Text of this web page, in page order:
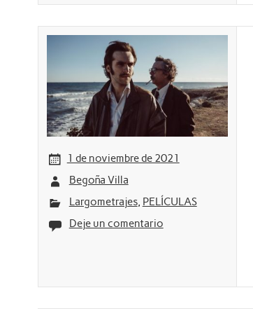
1 de noviembre de 2021
Begoña Villa
Largometrajes, PELÍCULAS
Deje un comentario